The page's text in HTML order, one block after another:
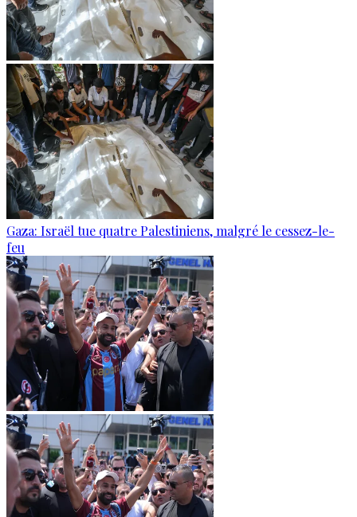
Gaza: Israël tue quatre Palestiniens, malgré le cessez-le-
feu